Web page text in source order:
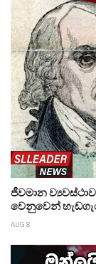
ජීවමාන
වෙනුවෙන්
AUG 8